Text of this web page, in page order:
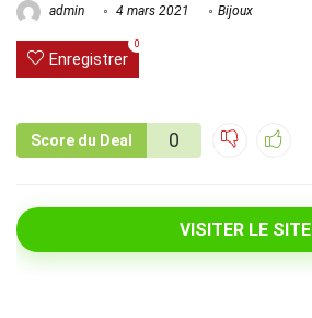
admin 4 mars 2021 Bijoux
Enregistrer
0
Score du Deal 0
VISITER LE SITE